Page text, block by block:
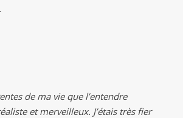
de ma vie que l’entendre
et merveilleux. J’étais très fier